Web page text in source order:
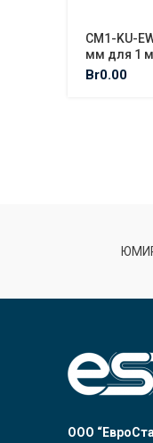
CM1-KU-
мм для 1
Br0.00
ООО